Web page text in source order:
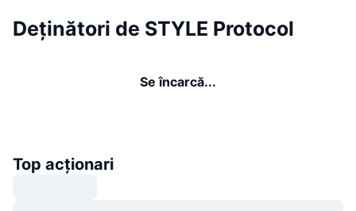
Deținători de STYLE Protocol
Se încarcă...
Top acționari